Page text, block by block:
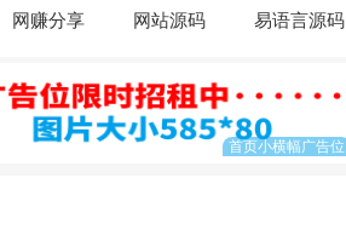
网赚分享 网站源码 易语言源码